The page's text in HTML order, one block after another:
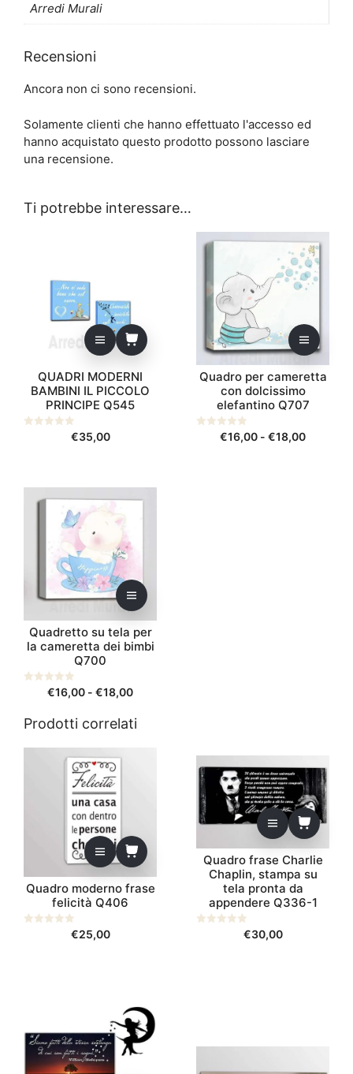
Arredi Murali
Recensioni
Ancora non ci sono recensioni.
Solamente clienti che hanno effettuato l'accesso ed
hanno acquistato questo prodotto possono lasciare
una recensione.
Ti potrebbe interessare…
QUADRI MODERNI
BAMBINI IL PICCOLO
PRINCIPE Q545
€35,00
Quadro per cameretta
con dolcissimo
elefantino Q707
€16,00 - €18,00Fascia
Questo
più
varianti.
opzioni
possono
essere
scelte
nella
pagina
Quadretto su tela per
la cameretta dei bimbi
Q700
5
€16,00 - €18,00Fascia
prezzo:
prodotto
varianti.
opzioni
essere
scelte
pagina
prodotto
Prodotti correlati
Quadro moderno frase
felicità Q406
€25,00
Quadro frase Charlie
Chaplin, stampa su
tela pronta da
appendere Q336-1
€30,00